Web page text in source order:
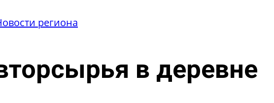
региона
в деревне